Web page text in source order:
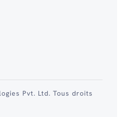
Pvt. Ltd. Tous droits